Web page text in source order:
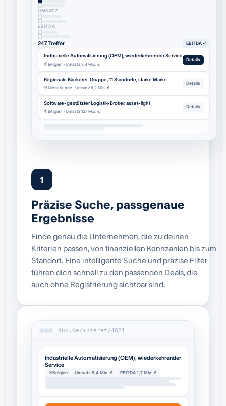
UMSATZ
EBITDA
247 Treffer EBITDA ✓
Industrielle Automatisierung (OEM), wiederkehrender Service
Belgien · Umsatz 8,4 Mio. €
Details
Regionale Bäckerei-Gruppe, 11 Standorte, starke Marke
Niederlande · Umsatz 6,2 Mio. €
Details
Software-gestützter Logistik-Broker, asset-light
Belgien · Umsatz 12,1 Mio. €
Details
1
Präzise Suche, passgenaue
Ergebnisse
Finde genau die Unternehmen, die zu deinen
Kriterien passen, von finanziellen Kennzahlen bis zum
Standort. Eine intelligente Suche und präzise Filter
führen dich schnell zu den passenden Deals, die
auch ohne Registrierung sichtbar sind.
dub.de/inserat/4821
Industrielle Automatisierung (OEM), wiederkehrender
Service
Belgien Umsatz 8,4 Mio. € EBITDA 1,7 Mio. €